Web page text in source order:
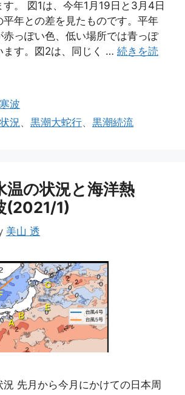
。 図1は、今年1月19日と3月4日
平年との差を見たものです。平年
赤っぽい色、低い場所では青っぽ
ます。図2は、同じく … 続きを読
波
況、黒潮大蛇行、黒潮続流
温の状況と海洋熱
(2021/1)
美山 透
先月から今月にかけての日本周